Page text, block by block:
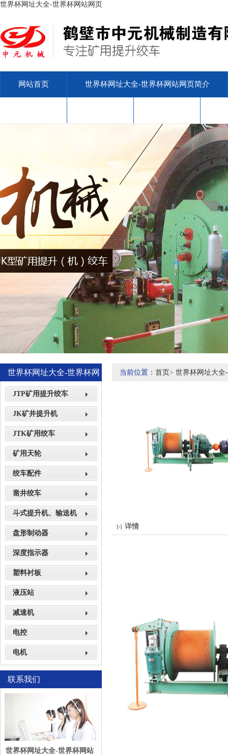
世界杯网址大全-世界杯网站网页
网站首页 世界杯网址大全-世界杯网站网页简介
世界杯网址大全-世界杯网
站网页展示
JTP矿用提升绞车
JK矿井提升机
JTK矿用绞车
矿用天轮
绞车配件
凿井绞车
斗式提升机、输送机
盘形制动器
深度指示器
塑料衬板
液压站
减速机
电控
电机
联系我们
世界杯网址大全-世界杯网站
当前位置： 首页> 世界杯网址大全
详情